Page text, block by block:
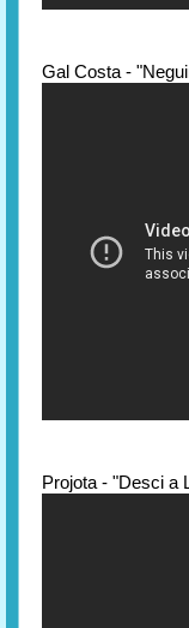
Gal Costa -
Projota - "Desci a